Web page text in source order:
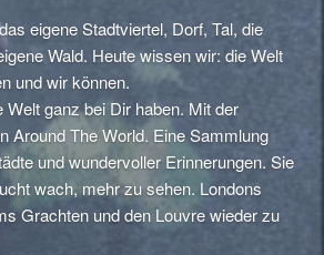
eigene Stadtviertel, Dorf, Tal, die
Wald. Heute wissen wir: die Welt
und wir können.
Welt ganz bei Dir haben. Mit der
Around The World. Eine Sammlung
und wundervoller Erinnerungen. Sie
wach, mehr zu sehen. Londons
Grachten und den Louvre wieder zu